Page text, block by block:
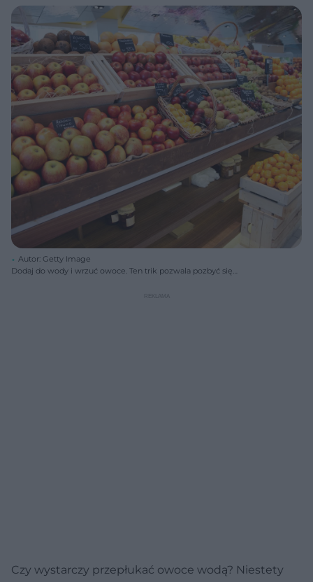
Autor: Getty Image
Dodaj do wody i wrzuć owoce. Ten trik pozwala pozbyć się
Czy wystarczy przepłukać owoce wodą? Niestety